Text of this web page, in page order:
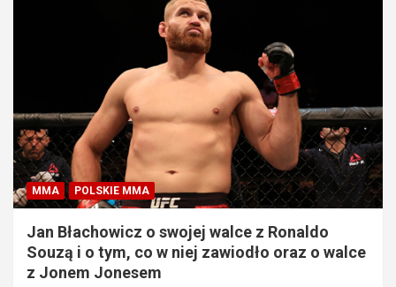
MMA POLSKIE MMA
Jan Błachowicz o swojej walce z Ronaldo
Souzą i o tym, co w niej zawiodło oraz o walce
z Jonem Jonesem